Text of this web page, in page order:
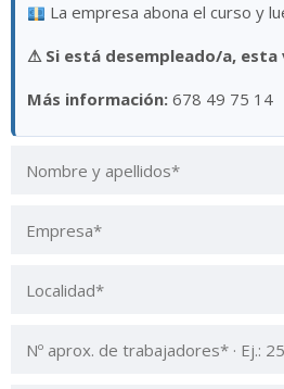
La empresa abona el curso y
⚠Si está desempleado/a, esta
Más información: 678 49 75 14